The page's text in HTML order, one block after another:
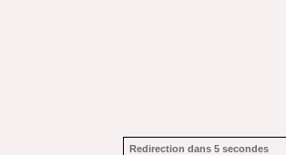
Redirection dans 5 secondes